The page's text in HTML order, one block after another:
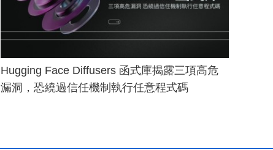
Hugging Face Diffusers 函式庫揭露三項高危
漏洞，恐繞過信任機制執行任意程式碼